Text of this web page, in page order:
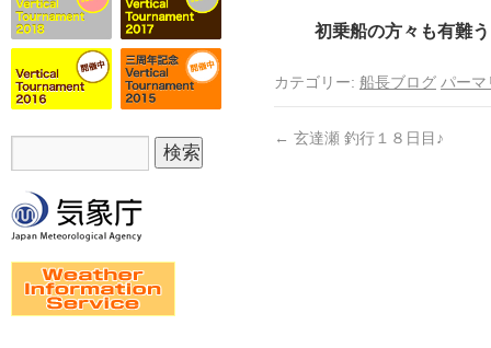
初乗船の方々も有難
カテゴリー: 船長ブログ パーマ
← 玄達瀬 釣行１８日目♪